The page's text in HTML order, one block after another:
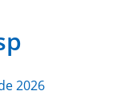
2026